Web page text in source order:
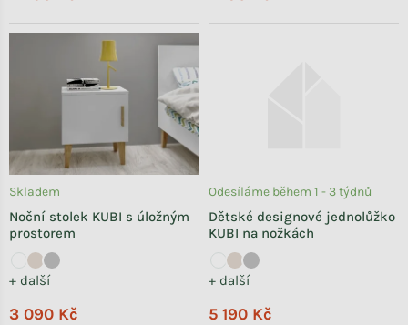
Noční stolek KUBI s úložným
prostorem
+ další
Skladem
3 090 Kč
Dětské designové jednolůžko
KUBI na nožkách
+ další
Odesíláme během 1 - 3 týdnů
5 190 Kč